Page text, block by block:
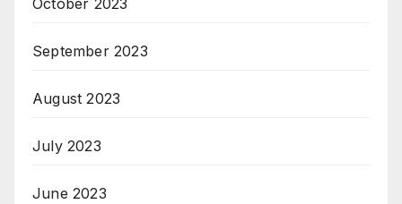
October 2023
September 2023
August 2023
July 2023
June 2023